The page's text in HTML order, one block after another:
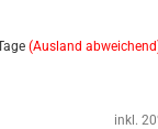
(Ausland
inkl.